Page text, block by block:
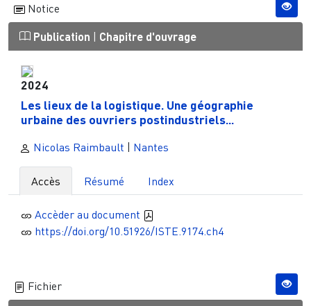
Notice
Publication | Chapitre d'ouvrage
2024
Les lieux de la logistique. Une géographie
urbaine des ouvriers postindustriels...
Nicolas Raimbault Nantes
Accès Résumé Index
Accèder au document
https://doi.org/10.51926/ISTE.9174.ch4
Fichier